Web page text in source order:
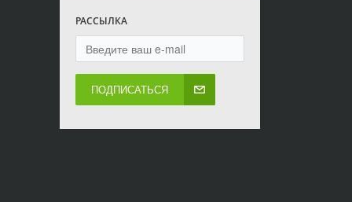
РАССЫЛКА
ПОДПИСАТЬСЯ